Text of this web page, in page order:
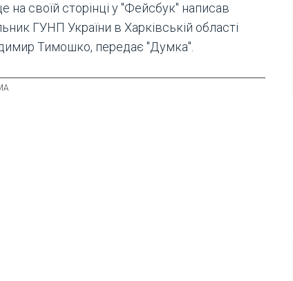
на своїй сторінці у "Фейсбук" написав
ГУНП України в Харківській області
Тимошко, передає "Думка".